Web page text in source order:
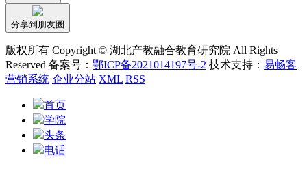
分享到朋友圈
版权所有 Copyright © 湖北产教融合教育研究院 All Rights
Reserved 备案号： 鄂ICP备2021014197号-2 技术支持： 易畅客
营销系统 企业分站 XML RSS
首页
学院
头条
电话